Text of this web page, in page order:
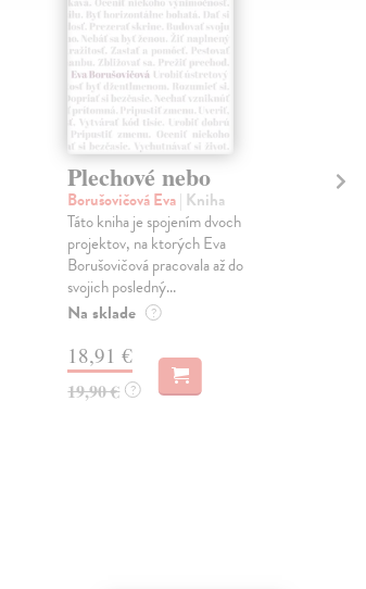
Plechové nebo
Borušovičová Eva| Kniha
Táto kniha je spojením dvoch
projektov, na ktorých Eva
Borušovičová pracovala až do
svojich posledný...
Na sklade ?
18,91 €
19,90 € ?